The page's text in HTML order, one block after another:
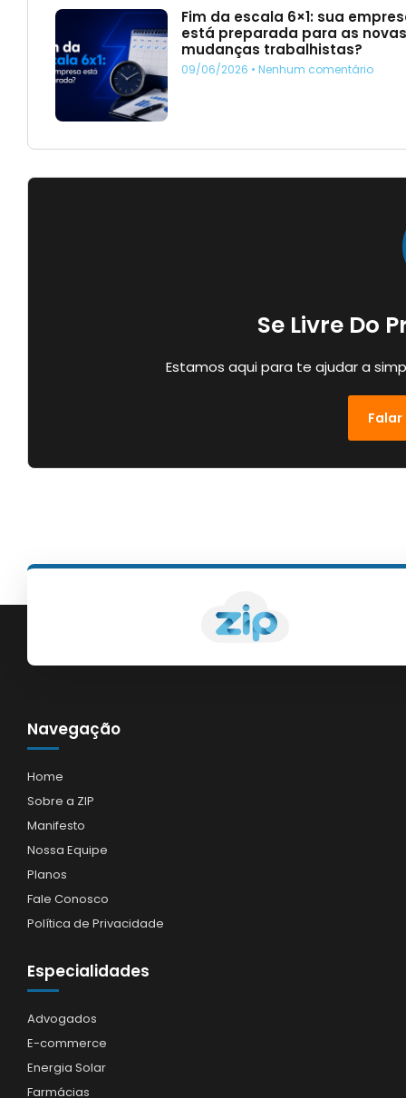
Fim da escala 6×1: sua
está preparada para as
mudanças trabalhistas?
09/06/2026 Nenhum comentário
Se Livre Do
Estamos aqui para te ajudar a
Navegação
Home
Sobre a ZIP
Manifesto
Nossa Equipe
Planos
Fale Conosco
Política de Privacidade
Especialidades
Advogados
E-commerce
Energia Solar
Farmácias